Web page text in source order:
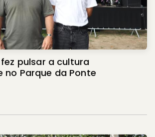
fez pulsar a cultura
no Parque da Ponte